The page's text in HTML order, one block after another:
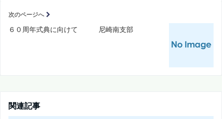
次のページへ
６０周年式典に向けて 尼崎南支部
関連記事